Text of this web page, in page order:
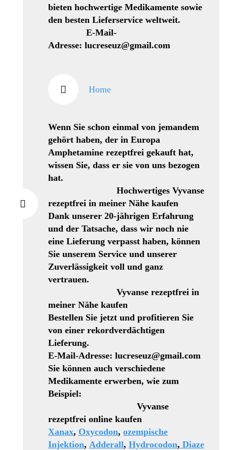
bieten hochwertige Medikamente sowie
den besten Lieferservice weltweit.
E-Mail-
Adresse: lucreseuz@gmail.com
Home
Wenn Sie schon einmal von jemandem
gehört haben, der in Europa
Amphetamine rezeptfrei gekauft hat,
wissen Sie, dass er sie von uns bezogen
hat.
Hochwertiges Vyvanse
rezeptfrei in meiner Nähe kaufen
Dank unserer 20-jährigen Erfahrung
und der Tatsache, dass wir noch nie
eine Lieferung verpasst haben, können
Sie unserem Service und unserer
Zuverlässigkeit voll und ganz
vertrauen.
Vyvanse rezeptfrei in
meiner Nähe kaufen
Bestellen Sie jetzt und profitieren Sie
von einer rekordverdächtigen
Lieferung.
E-Mail-Adresse: lucreseuz@gmail.com
Sie können auch verschiedene
Medikamente erwerben, wie zum
Beispiel:
Vyvanse
rezeptfrei online kaufen
Xanax, Oxycodon, ozempische
Injektion, Adderall, Hydrocodon, Diaze